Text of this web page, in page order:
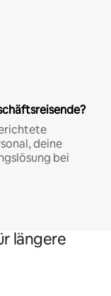
deine
bei
längere